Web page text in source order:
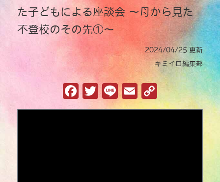
た子どもによる座談会 〜母から見た
不登校のその先①〜
2024/04/25 更新
キミイロ編集部
F
a
T
w
Li
n
E
m
C
o